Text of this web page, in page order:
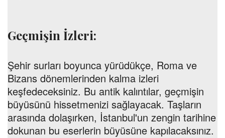
Geçmişin İzleri:
Şehir surları boyunca yürüdükçe, Roma ve
Bizans dönemlerinden kalma izleri
keşfedeceksiniz. Bu antik kalıntılar, geçmişin
büyüsünü hissetmenizi sağlayacak. Taşların
arasında dolaşırken, İstanbul'un zengin tarihine
dokunan bu eserlerin büyüsüne kapılacaksınız.